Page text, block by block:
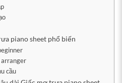
piano sheet phổ biến
cầu